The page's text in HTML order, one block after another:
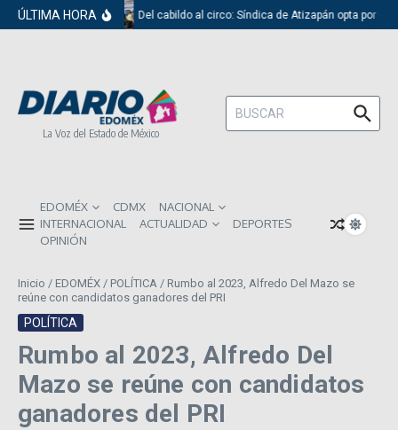
Saltar al contenido
ÚLTIMA HORA Del cabildo al circo: Síndica de Atizapán opta por el
La Voz del Estado de México
Buscar:
EDOMÉX CDMX
NACIONAL
INTERNACIONAL
ACTUALIDAD
DEPORTES
OPINIÓN
Inicio / EDOMÉX / POLÍTICA / Rumbo al 2023, Alfredo Del Mazo se
reúne con candidatos ganadores del PRI
POLÍTICA
Rumbo al 2023, Alfredo Del
Mazo se reúne con candidatos
ganadores del PRI